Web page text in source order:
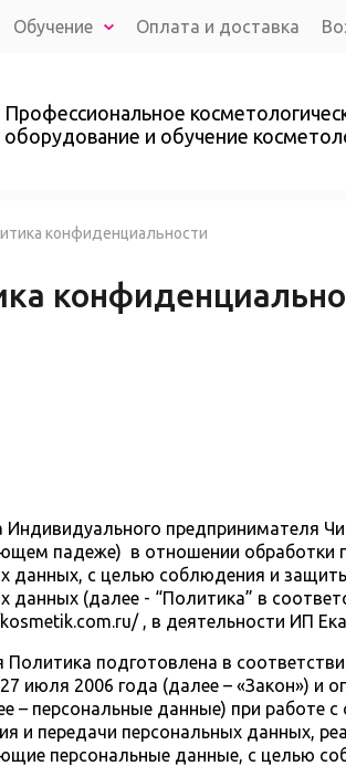
Обучение Оплата и доставка
Профессиональное
оборудование и обучение
конфиденциальности
Индивидуального предпринимателя
падеже) в отношении обработки
данных, с целью соблюдения и
данных (далее - “Политика” в
, в деятельности ИП
подготовлена в
июля 2006 года (далее – «Закон») и
– персональные данные) при работе
и передачи персональных данных,
персональные данные, с целью